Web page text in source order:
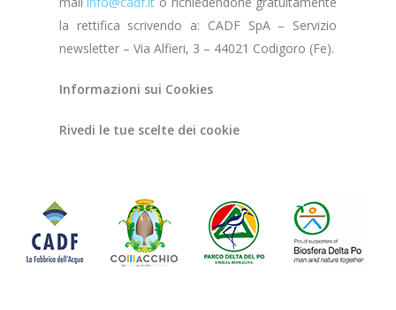
la rettifica scrivendo a: CADF SpA – Servizio
newsletter – Via Alfieri, 3 – 44021 Codigoro (Fe).
Informazioni sui Cookies
Rivedi le tue scelte dei cookie